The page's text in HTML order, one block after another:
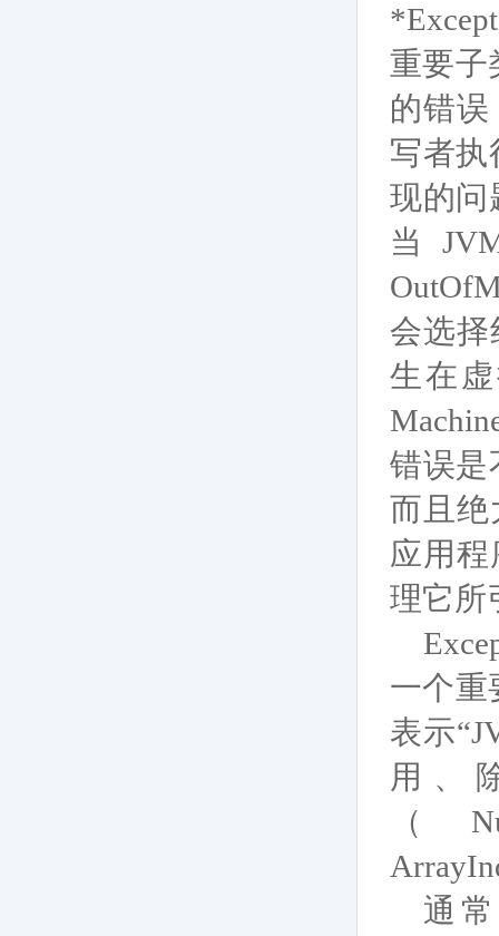
重要子
的错
写者执
现的问
当
会选择
生在
错误是
而且绝
应用
理它所
一个重
表示
用、
（
通